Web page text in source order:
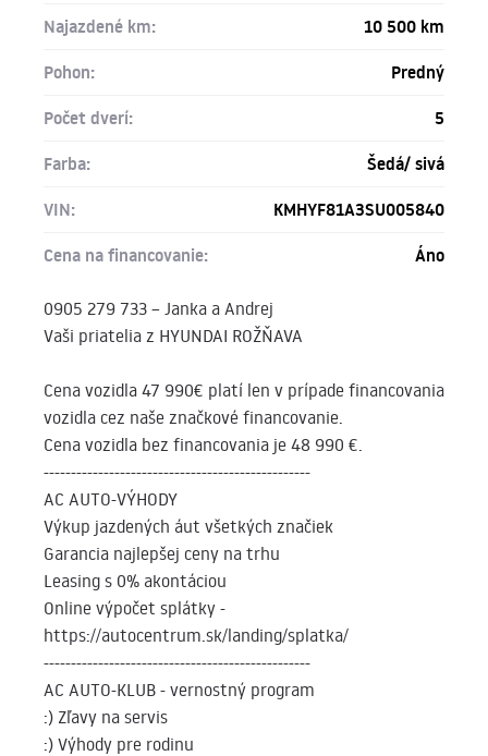
Najazdené km:
10 500 km
Pohon:
Predný
Počet dverí:
5
Farba:
Šedá/ sivá
VIN:
KMHYF81A3SU005840
Cena na financovanie:
Áno
0905 279 733 – Janka a Andrej
Vaši priatelia z HYUNDAI ROŽŇAVA
Cena vozidla 47 990€ platí len v prípade financovania
vozidla cez naše značkové financovanie.
Cena vozidla bez financovania je 48 990 €.
-------------------------------------------------
AC AUTO-VÝHODY
Výkup jazdených áut všetkých značiek
Garancia najlepšej ceny na trhu
Leasing s 0% akontáciou
Online výpočet splátky -
https://autocentrum.sk/landing/splatka/
-------------------------------------------------
AC AUTO-KLUB - vernostný program
:) Zľavy na servis
:) Výhody pre rodinu